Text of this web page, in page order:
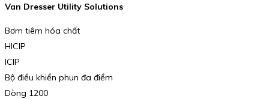
Van Dresser Utility Solutions
Bơm tiêm hóa chất
HICIP
ICIP
Bộ điều khiển phun đa điểm
Dòng 1200